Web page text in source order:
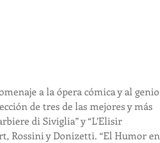
a la ópera cómica y al genio
de tres de las mejores y más
di Siviglia” y “L’Elisir
Rossini y Donizetti. “El Humor en